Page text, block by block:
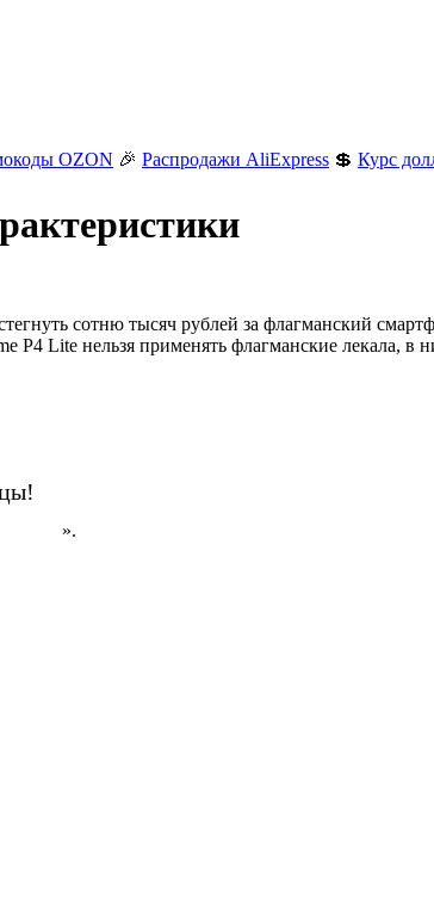
OZON 🎉 Распродажи AliExpress 💲 Курс
сотню тысяч рублей за флагманский
Lite нельзя применять флагманские лекала,
».